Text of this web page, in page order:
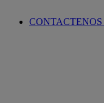
CONTACTENOS